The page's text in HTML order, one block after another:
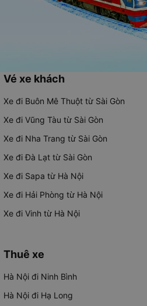
Vé xe khách
Xe đi Buôn Mê Thuột từ Sài Gòn
Xe đi Vũng Tàu từ Sài Gòn
Xe đi Nha Trang từ Sài Gòn
Xe đi Đà Lạt từ Sài Gòn
Xe đi Sapa từ Hà Nội
Xe đi Hải Phòng từ Hà Nội
Xe đi Vinh từ Hà Nội
Thuê xe
Hà Nội đi Ninh Bình
Hà Nội đi Hạ Long